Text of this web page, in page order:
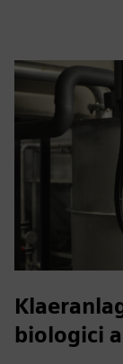
biologici